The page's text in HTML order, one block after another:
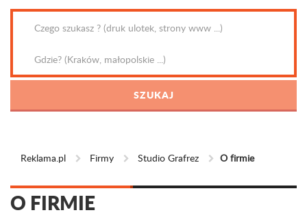
Reklama.pl Firmy Studio Grafrez O firmie
O FIRMIE